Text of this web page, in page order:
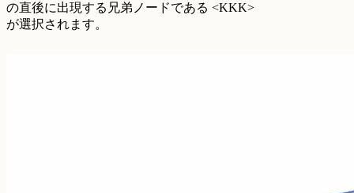
の直後に出現する兄弟ノードである <KKK>
が選択されます。